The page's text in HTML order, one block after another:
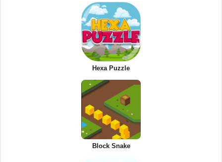
Hexa Puzzle
Block Snake